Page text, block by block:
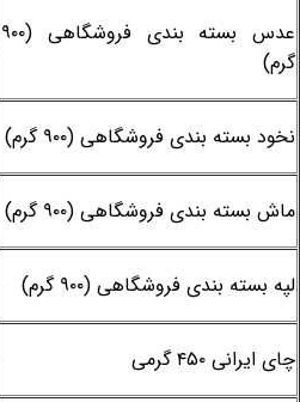
عدس بسته بندی فروشگاهی (۹۰۰
گرم)
نخود بسته بندی فروشگاهی (۹۰۰ گرم)
ماش بسته بندی فروشگاهی (۹۰۰ گرم)
لپه بسته بندی فروشگاهی (۹۰۰ گرم)
چای ایرانی ۴۵۰ گرمی